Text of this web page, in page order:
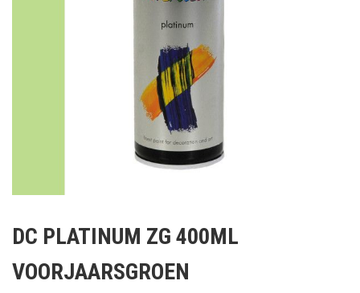
het
van
DC PLATINUM ZG 400ML
VOORJAARSGROEN